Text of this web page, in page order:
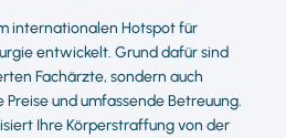
internationalen Hotspot für
entwickelt. Grund dafür sind
Fachärzte, sondern auch
und umfassende Betreuung.
Ihre Körperstraffung von der